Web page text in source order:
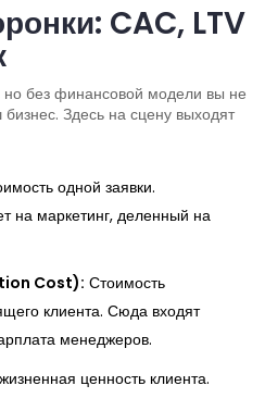
CAC, LTV
без финансовой модели вы не
Здесь на сцену выходят
одной заявки.
на маркетинг, деленный на
Cost): Стоимость
клиента. Сюда входят
менеджеров.
ценность клиента.